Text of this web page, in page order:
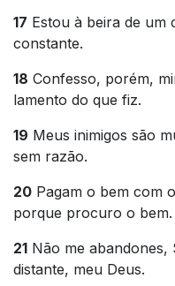
17 Estou à beira de
constante.
18 Confesso, porém,
lamento do que fiz.
19 Meus inimigos são
sem razão.
20 Pagam o bem com
porque procuro o bem.
21 Não me abandones,
distante, meu Deus.